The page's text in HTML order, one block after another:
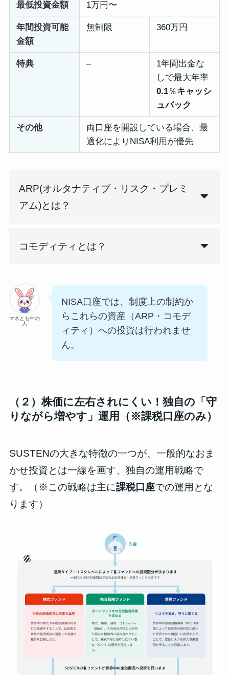
最低投資金額 1万円〜
年間投資可能
金額
無制限 360万円
特典 –
1年間出金な
しで最大年率
0.1％キャッシ
ュバック
その他
両口座を開設している場合、最
適化によりNISA利用が優先
ARP(オルタナティブ・リスク・プレミ
アム)とは？
コモディティとは？
マネとも中の
人
NISA口座では、制度上の制約か
らこれらの資産（ARP・コモデ
ィティ）への投資は行われませ
ん。
（２）株価に左右されにくい！独自の「守
りながら増やす」運用（※課税口座のみ）
SUSTENの大きな特徴の一つが、一般的なおま
かせ投資とは一線を画す、独自の運用戦略で
す。（※この戦略は主に課税口座での運用とな
ります）